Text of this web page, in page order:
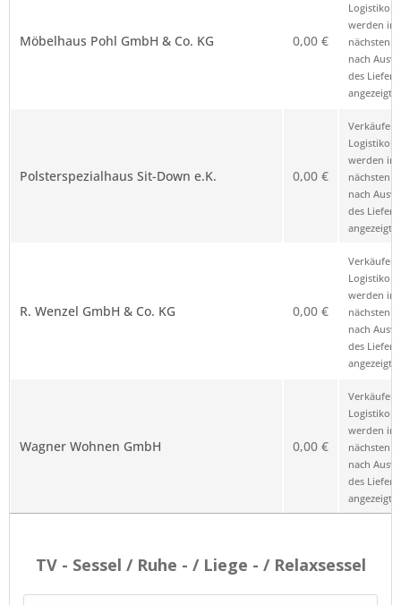
Möbelhaus Pohl GmbH & Co. KG 0,00 €
werden im
nächsten
nach
des
angezeigt.
Polsterspezialhaus Sit-Down e.K. 0,00 €
Verkäufer
werden im
nächsten
nach
des
angezeigt.
R. Wenzel GmbH & Co. KG 0,00 €
Verkäufer
werden im
nächsten
nach
des
angezeigt.
Wagner Wohnen GmbH 0,00 €
Verkäufer
werden im
nächsten
nach
des
angezeigt.